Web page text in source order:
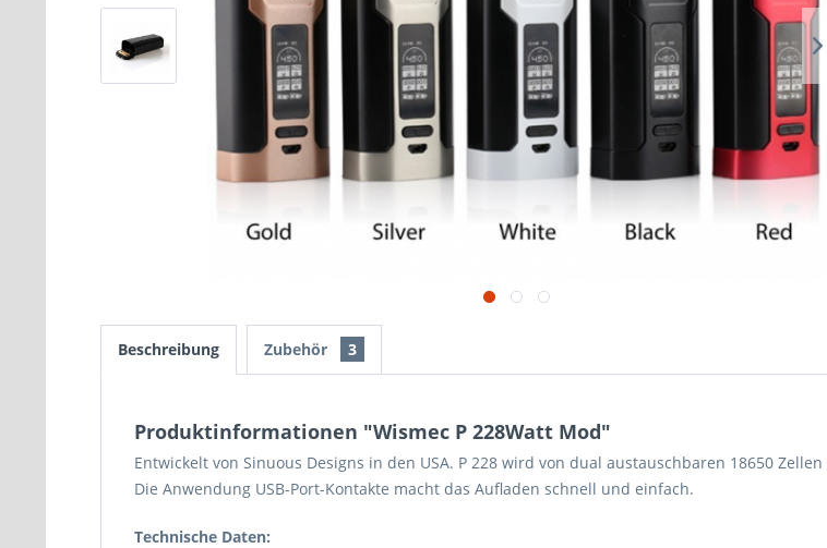
Beschreibung Zubehör 3
Produktinformationen "Wismec P 228Watt Mod"
Entwickelt von Sinuous Designs in den USA. P 228 wird von dual austauschbaren 18650
Die Anwendung USB-Port-Kontakte macht das Aufladen schnell und einfach.
Technische Daten: